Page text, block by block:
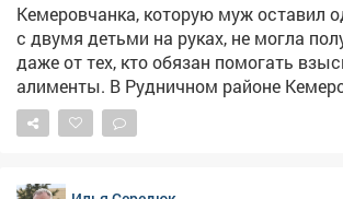
Кемеровчанка, которую муж оставил
с двумя детьми на руках, не могла
даже от тех, кто обязан помогать
алименты. В Рудничном районе Кемерова мать с
двумя детьми не могла получить
бывшего супруга. Мать растит 9-
платил,а силовики не принимали мер,